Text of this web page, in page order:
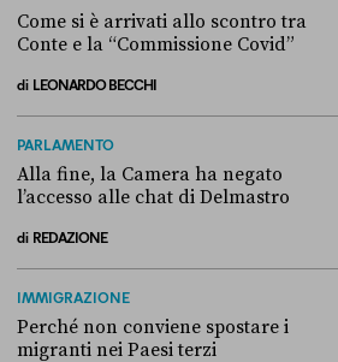
Come si è arrivati allo scontro tra
Conte e la “Commissione Covid”
di LEONARDO BECCHI
PARLAMENTO
Alla fine, la Camera ha negato
l’accesso alle chat di Delmastro
di REDAZIONE
IMMIGRAZIONE
Perché non conviene spostare i
migranti nei Paesi terzi